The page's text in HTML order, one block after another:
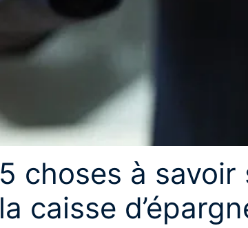
5 choses à
la caisse